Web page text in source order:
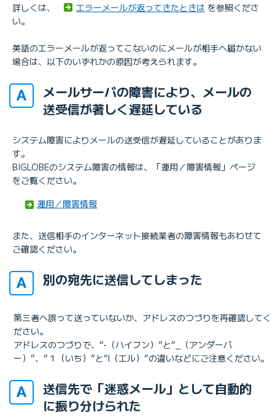
詳しくは、
エラーメールが返ってきたときは を参照くださ
い。
英語のエラーメールが返ってこないのにメールが相手へ届かない
場合は、以下のいずれかの原因が考えられます。
メールサーバの障害により、メールの
送受信が著しく遅延している
システム障害によりメールの送受信が遅延していることがありま
す。
BIGLOBEのシステム障害の情報は、「運用／障害情報」ページ
をご覧ください。
運用／障害情報
また、送信相手のインターネット接続業者の障害情報もあわせて
ご確認ください。
別の宛先に送信してしまった
第三者へ誤って送っていないか、アドレスのつづりを再確認してく
ださい。
アドレスのつづりで、“-（ハイフン）”と“_（アンダーバ
ー）”、“１（いち）”と“l（エル）”の違いなどにご注意ください。
送信先で「迷惑メール」として自動的
に振り分けられた